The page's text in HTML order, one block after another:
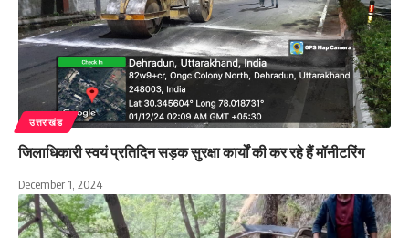
उत्तराखंड
जिलाधिकारी स्वयं प्रतिदिन सड़क सुरक्षा कार्यों की कर रहे हैं मॉनीटरिंग
December 1, 2024